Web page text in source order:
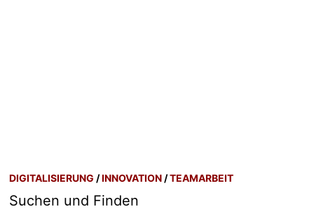
DIGITALISIERUNG /INNOVATION /TEAMARBEIT
Suchen und Finden